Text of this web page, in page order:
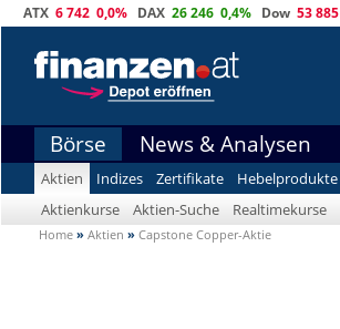
ATX 6 742 0,0% DAX 26 246 0,4% Dow 53 885
Börse News & Analysen
Aktien Indizes Zertifikate Hebelprodukte
Aktienkurse
Aktien-Suche Realtimekurse
Home » Aktien » Capstone Copper-Aktie